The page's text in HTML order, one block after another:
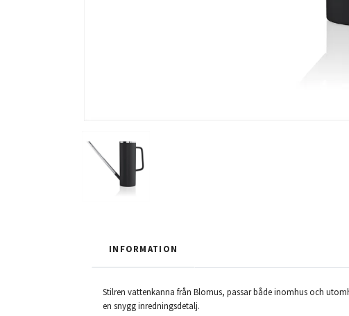
INFORMATION
Stilren vattenkanna från Blomus, passar både inomhus och
en snygg inredningsdetalj.